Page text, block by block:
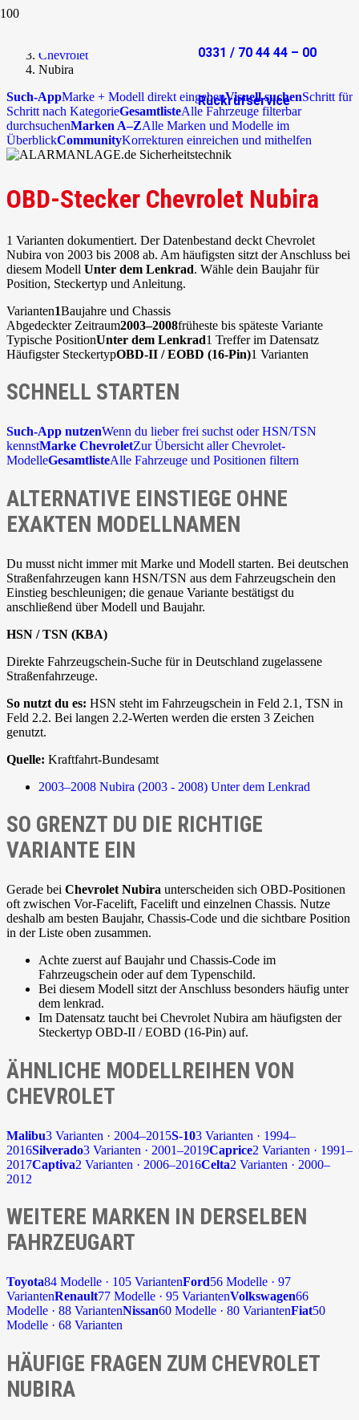
0331 / 70 44 44 – 00
Rückrufservice
Chevrolet
Nubira
Such-AppMarke + Modell direkt eingebenVisuell suchenSchritt für
Schritt nach KategorieGesamtlisteAlle Fahrzeuge filterbar
durchsuchenMarken A–ZAlle Marken und Modelle im
ÜberblickCommunityKorrekturen einreichen und mithelfen
OBD-Stecker Chevrolet Nubira
1 Varianten dokumentiert. Der Datenbestand deckt Chevrolet
Nubira von 2003 bis 2008 ab. Am häufigsten sitzt der Anschluss bei
diesem Modell Unter dem Lenkrad. Wähle dein Baujahr für
Position, Steckertyp und Anleitung.
Varianten1Baujahre und Chassis
Abgedeckter Zeitraum2003–2008früheste bis späteste Variante
Typische PositionUnter dem Lenkrad1 Treffer im Datensatz
Häufigster SteckertypOBD-II / EOBD (16-Pin)1 Varianten
SCHNELL STARTEN
Such-App nutzenWenn du lieber frei suchst oder HSN/TSN
kennstMarke ChevroletZur Übersicht aller Chevrolet-
ModelleGesamtlisteAlle Fahrzeuge und Positionen filtern
ALTERNATIVE EINSTIEGE OHNE
EXAKTEN MODELLNAMEN
Du musst nicht immer mit Marke und Modell starten. Bei deutschen
Straßenfahrzeugen kann HSN/TSN aus dem Fahrzeugschein den
Einstieg beschleunigen; die genaue Variante bestätigst du
anschließend über Modell und Baujahr.
HSN / TSN (KBA)
Direkte Fahrzeugschein-Suche für in Deutschland zugelassene
Straßenfahrzeuge.
So nutzt du es: HSN steht im Fahrzeugschein in Feld 2.1, TSN in
Feld 2.2. Bei langen 2.2-Werten werden die ersten 3 Zeichen
genutzt.
Quelle: Kraftfahrt-Bundesamt
2003–2008 Nubira (2003 - 2008) Unter dem Lenkrad
SO GRENZT DU DIE RICHTIGE
VARIANTE EIN
Gerade bei Chevrolet Nubira unterscheiden sich OBD-Positionen
oft zwischen Vor-Facelift, Facelift und einzelnen Chassis. Nutze
deshalb am besten Baujahr, Chassis-Code und die sichtbare Position
in der Liste oben zusammen.
Achte zuerst auf Baujahr und Chassis-Code im
Fahrzeugschein oder auf dem Typenschild.
Bei diesem Modell sitzt der Anschluss besonders häufig unter
dem lenkrad.
Im Datensatz taucht bei Chevrolet Nubira am häufigsten der
Steckertyp OBD-II / EOBD (16-Pin) auf.
ÄHNLICHE MODELLREIHEN VON
CHEVROLET
Malibu3 Varianten · 2004–2015S-103 Varianten · 1994–
2016Silverado3 Varianten · 2001–2019Caprice2 Varianten · 1991–
2017Captiva2 Varianten · 2006–2016Celta2 Varianten · 2000–
2012
WEITERE MARKEN IN DERSELBEN
FAHRZEUGART
Toyota84 Modelle · 105 VariantenFord56 Modelle · 97
VariantenRenault77 Modelle · 95 VariantenVolkswagen66
Modelle · 88 VariantenNissan60 Modelle · 80 VariantenFiat50
Modelle · 68 Varianten
HÄUFIGE FRAGEN ZUM CHEVROLET
NUBIRA